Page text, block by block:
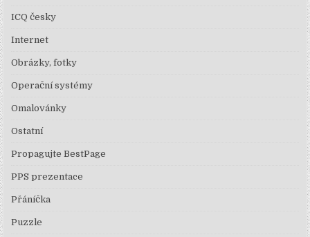
ICQ česky
Internet
Obrázky, fotky
Operační systémy
Omalovánky
Ostatní
Propagujte BestPage
PPS prezentace
Přáníčka
Puzzle